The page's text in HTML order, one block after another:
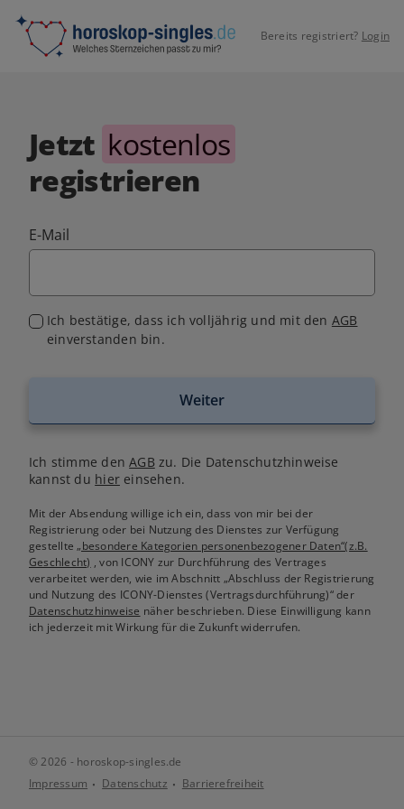
Bereits registriert? Login
Jetzt kostenlos
registrieren
E-Mail
Ich bestätige, dass ich volljährig und mit den AGB
einverstanden bin.
Weiter
Ich stimme denAGB zu. Die Datenschutzhinweise
kannst du hiereinsehen.
Mit der Absendung willige ich ein, dass von mir bei der
Registrierung oder bei Nutzung des Dienstes zur Verfügung
gestellte„besondere Kategorien personenbezogener Daten“(z.B.
Geschlecht) , von ICONY zur Durchführung des Vertrages
verarbeitet werden, wie im Abschnitt „Abschluss der Registrierung
und Nutzung des ICONY-Dienstes (Vertragsdurchführung)“ der
Datenschutzhinweise näher beschrieben. Diese Einwilligung kann
ich jederzeit mit Wirkung für die Zukunft widerrufen.
© 2026 - horoskop-singles.de
Impressum
Datenschutz Barrierefreiheit